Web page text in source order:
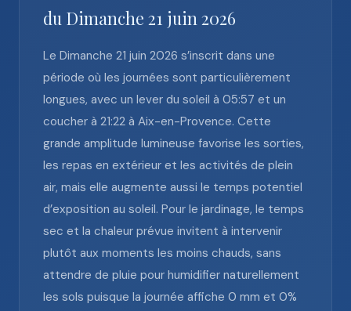
du Dimanche 21 juin 2026
Le Dimanche 21 juin 2026 s’inscrit dans une
période où les journées sont particulièrement
longues, avec un lever du soleil à 05:57 et un
coucher à 21:22 à Aix-en-Provence. Cette
grande amplitude lumineuse favorise les sorties,
les repas en extérieur et les activités de plein
air, mais elle augmente aussi le temps potentiel
d’exposition au soleil. Pour le jardinage, le temps
sec et la chaleur prévue invitent à intervenir
plutôt aux moments les moins chauds, sans
attendre de pluie pour humidifier naturellement
les sols puisque la journée affiche 0 mm et 0%